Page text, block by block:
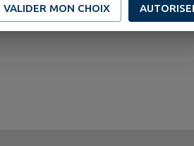
VALIDER MON CHOIX